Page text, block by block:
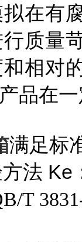
拟在有
质量
相对
品在
满足标
法
T